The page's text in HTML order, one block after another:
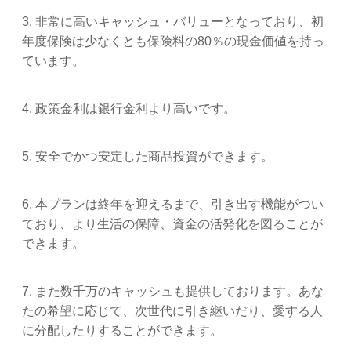
3. 非常に高いキャッシュ・バリューとなっており、初
年度保険は少なくとも保険料の80％の現金価値を持っ
ています。
4. 政策金利は銀行金利より高いです。
5. 安全でかつ安定した商品投資ができます。
6. 本プランは終年を迎えるまで、引き出す機能がつい
ており、より生活の保障、資金の活発化を図ることが
できます。
7. また数千万のキャッシュも提供しております。あな
たの希望に応じて、次世代に引き継いだり、愛する人
に分配したりすることができます。